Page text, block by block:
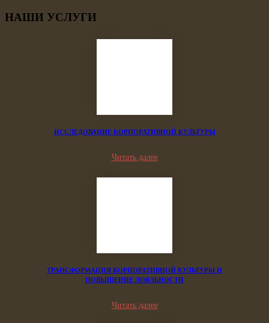
НАШИ УСЛУГИ
ИССЛЕДОВАНИЕ КОРПОРАТИВНОЙ КУЛЬТУРЫ
Читать далее
ТРАНСФОРМАЦИЯ КОРПОРАТИВНОЙ КУЛЬТУРЫ И
ПОВЫШЕНИЕ ЛОЯЛЬНОСТИ
Читать далее